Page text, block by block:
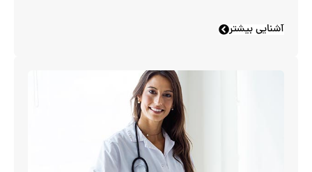
آشنایی بیشتر